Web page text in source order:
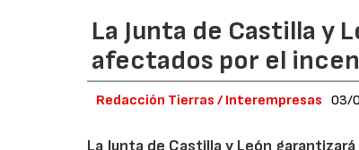
La Junta de Castilla y
afectados por el
Redacción Tierras / Interempresas 03/
La Junta de Castilla y León